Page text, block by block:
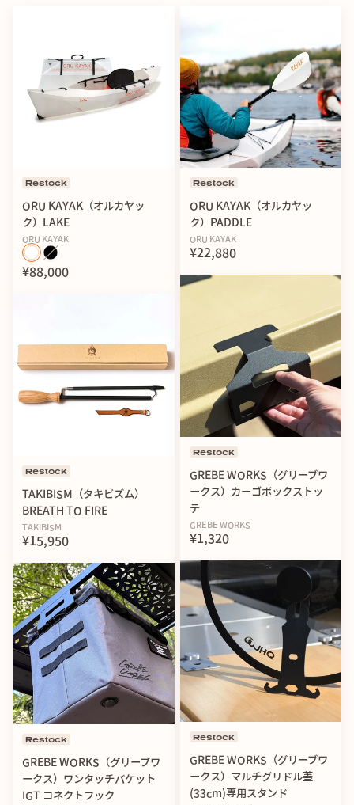
Restock
ORU KAYAK（オルカヤッ
ク）LAKE
ORU KAYAK
¥88,000
Restock
TAKIBISM（タキビズム）
BREATH TO FIRE
TAKIBISM
¥15,950
Restock
GREBE WORKS（グリーブワ
ークス）ワンタッチバケット
IGT コネクトフック
Restock
ORU KAYAK（オルカヤッ
ク）PADDLE
ORU KAYAK
¥22,880
Restock
GREBE WORKS（グリーブワ
ークス）カーゴボックストッ
テ
GREBE WORKS
¥1,320
Restock
GREBE WORKS（グリーブワ
ークス）マルチグリドル蓋
(33cm)専用スタンド